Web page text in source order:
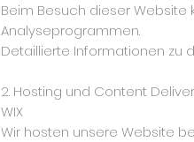
Beim Besuch dieser
Analyseprogrammen.
Detaillierte Informationen zu
2. Hosting und Content
WIX
Wir hosten unsere Website bei